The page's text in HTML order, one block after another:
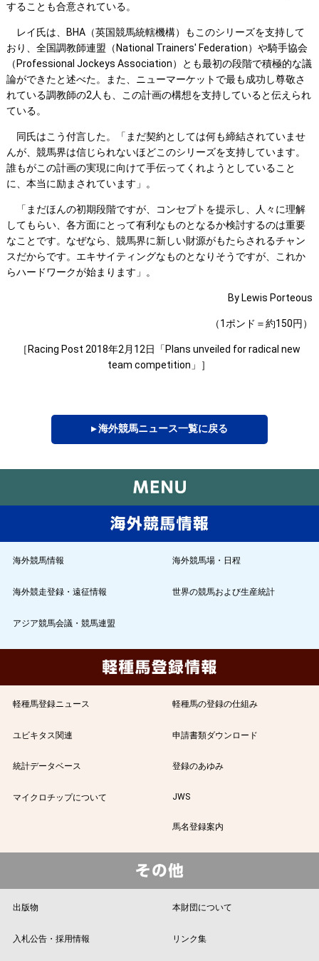
することも合意されている。
レイ氏は、BHA（英国競馬統轄機構）もこのシリーズを支持して
おり、全国調教師連盟（National Trainers' Federation）や騎手協会
（Professional Jockeys Association）とも最初の段階で積極的な議
論ができたと述べた。また、ニューマーケットで最も成功し尊敬さ
れている調教師の2人も、この計画の構想を支持していると伝えられ
ている。
同氏はこう付言した。「まだ契約としては何も締結されていませ
んが、競馬界は信じられないほどこのシリーズを支持しています。
誰もがこの計画の実現に向けて手伝ってくれようとしていること
に、本当に励まされています」。
「まだほんの初期段階ですが、コンセプトを提示し、人々に理解
してもらい、各方面にとって有利なものとなるか検討するのは重要
なことです。なぜなら、競馬界に新しい財源がもたらされるチャン
スだからです。エキサイティングなものとなりそうですが、これか
らハードワークが始まります」。
By Lewis Porteous
（1ポンド＝約150円）
［Racing Post 2018年2月12日「Plans unveiled for radical new
team competition」］
▸ 海外競馬ニュース一覧に戻る
海外競馬情報 海外競馬場・日程
海外競走登録・遠征情報 世界の競馬および生産統計
アジア競馬会議・競馬連盟
軽種馬登録ニュース 軽種馬の登録の仕組み
ユビキタス関連 申請書類ダウンロード
統計データベース 登録のあゆみ
マイクロチップについて JWS
馬名登録案内
出版物 本財団について
入札公告・採用情報 リンク集